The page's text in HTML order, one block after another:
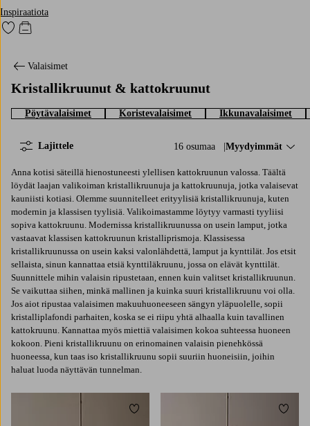
Inspiraatiota
Siirry merkittyihin suosikkituotteisiin
Siirry ostoskoriin
Valaisimet
Kristallikruunut & kattokruunut
Pöytävalaisimet Koristevalaisimet Ikkunavalaisimet
16 osumaa Lajittele:
Myydyimmät
Lajittele
Anna kotisi säteillä hienostuneesti ylellisen kattokruunun valossa. Täältä
löydät laajan valikoiman kristallikruunuja ja kattokruunuja, jotka valaisevat
kauniisti kotiasi. Olemme suunnitelleet erityylisiä kristallikruunuja, kuten
modernin ja klassisen tyylisiä. Valikoimastamme löytyy varmasti tyyliisi
sopiva kattokruunu. Modernissa kristallikruunussa on usein lamput, jotka
vastaavat klassisen kattokruunun kristalliprismoja. Klassisessa
kristallikruunussa on usein kaksi valonlähdettä, lamput ja kynttilät. Jos etsit
sellaista, sinun kannattaa etsiä kynttiläkruunu, jossa on elävät kynttilät.
Suunnittele mihin valaisin ripustetaan, ennen kuin valitset kristallikruunun.
Se vaikuttaa siihen, minkä mallinen ja kuinka suuri kristallikruunu voi olla.
Jos aiot ripustaa valaisimen makuuhuoneeseen sängyn yläpuolelle, sopii
kristalliplafondi parhaiten, koska se ei riipu yhtä alhaalla kuin tavallinen
kattokruunu. Kannattaa myös miettiä valaisimen kokoa suhteessa huoneen
kokoon. Pieni kristallikruunu on erinomainen valaisin pienehkössä
huoneessa, kun taas iso kristallikruunu sopii suuriin huoneisiin, joihin
haluat luoda näyttävän tunnelman.
Lisää suosikkeihin Lisää